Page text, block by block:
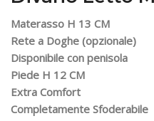
Materasso H 13 CM
Rete a Doghe (opzionale)
Disponibile con penisola
Piede H 12 CM
Extra Comfort
Completamente Sfoderabile